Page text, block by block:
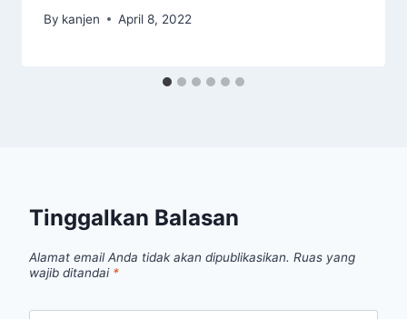
By kanjen April 8, 2022
Tinggalkan Balasan
Alamat email Anda tidak akan dipublikasikan. Ruas yang
wajib ditandai *